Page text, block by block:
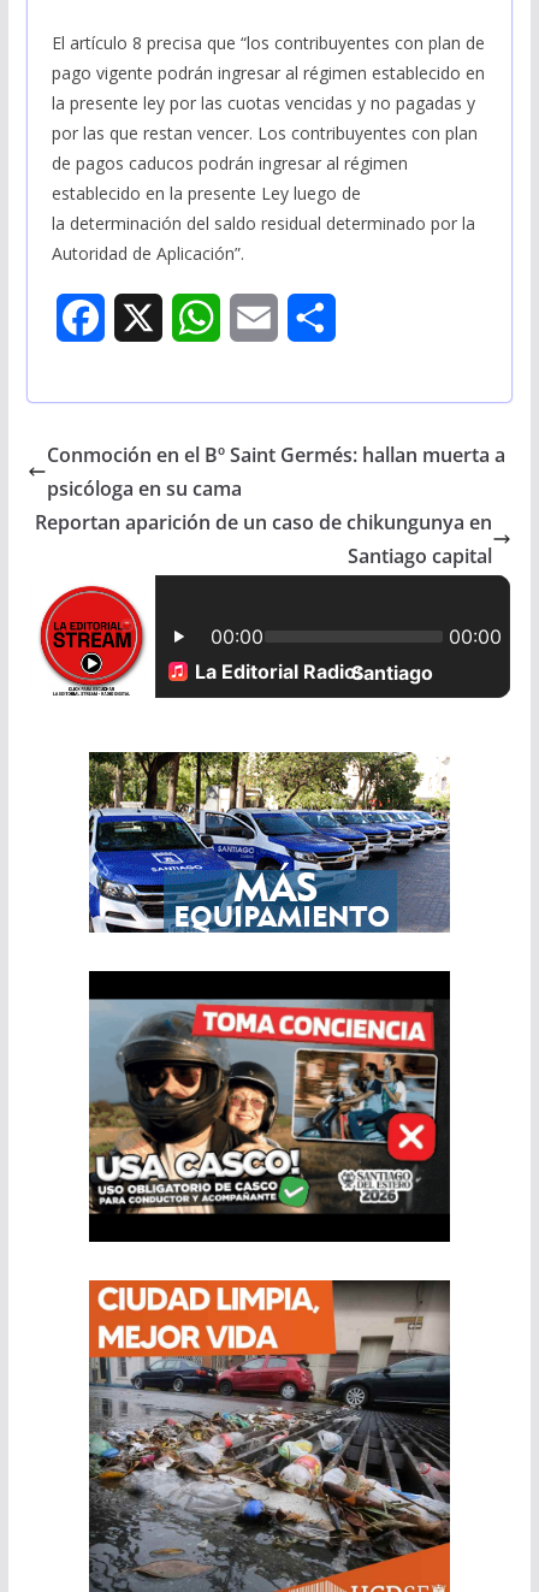
El artículo 8 precisa que “los contribuyentes con plan de
pago vigente podrán ingresar al régimen establecido en
la presente ley por las cuotas vencidas y no pagadas y
por las que restan vencer. Los contribuyentes con plan
de pagos caducos podrán ingresar al régimen
establecido en la presente Ley luego de
la determinación del saldo residual determinado por la
Autoridad de Aplicación”.
e
b
o
k
W
t
s
i
r
Conmoción en el Bº Saint Germés: hallan muerta a
psicóloga en su cama
Reportan aparición de un caso de chikungunya en
Santiago capital